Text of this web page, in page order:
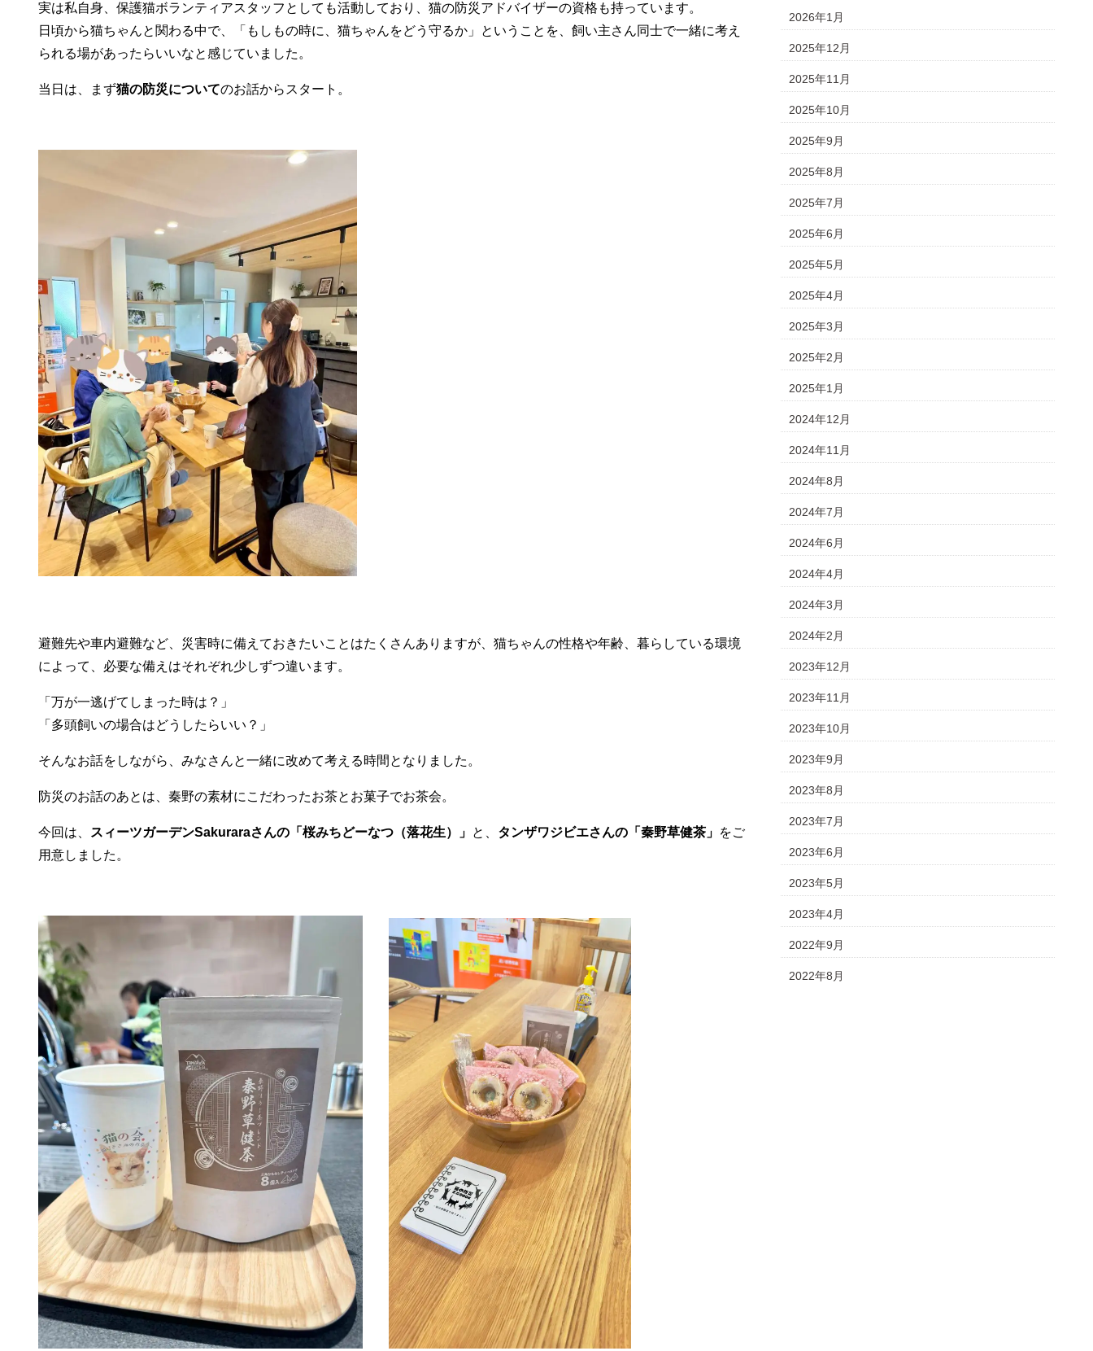
実は私自身、保護猫ボランティアスタッフとしても活動しており、猫の防災アドバイザーの資格も持っています。
日頃から猫ちゃんと関わる中で、「もしもの時に、猫ちゃんをどう守るか」ということを、飼い主さん同士で一緒に考え
られる場があったらいいなと感じていました。
当日は、まず猫の防災についてのお話からスタート。
避難先や車内避難など、災害時に備えておきたいことはたくさんありますが、猫ちゃんの性格や年齢、暮らしている環境
によって、必要な備えはそれぞれ少しずつ違います。
「万が一逃げてしまった時は？」
「多頭飼いの場合はどうしたらいい？」
そんなお話をしながら、みなさんと一緒に改めて考える時間となりました。
防災のお話のあとは、秦野の素材にこだわったお茶とお菓子でお茶会。
今回は、 スィーツガーデンSakuraraさんの「桜みちどーなつ（落花生）」 と、 タンザワジビエさんの「秦野草健茶」 をご
用意しました。
2026年1月
2025年12月
2025年11月
2025年10月
2025年9月
2025年8月
2025年7月
2025年6月
2025年5月
2025年4月
2025年3月
2025年2月
2025年1月
2024年12月
2024年11月
2024年8月
2024年7月
2024年6月
2024年4月
2024年3月
2024年2月
2023年12月
2023年11月
2023年10月
2023年9月
2023年8月
2023年7月
2023年6月
2023年5月
2023年4月
2022年9月
2022年8月